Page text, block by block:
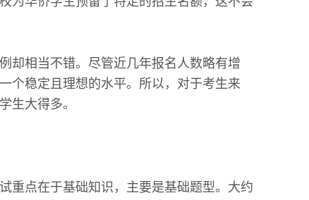
却相当不错。尽管近几年报名人数略有增
个稳定且理想的水平。所以，对于考生来
生大得多。
重点在于基础知识，主要是基础题型。大约